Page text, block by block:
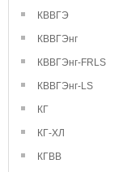
КВВГЭ
КВВГЭнг
КВВГЭнг-FRLS
КВВГЭнг-LS
КГ
КГ-ХЛ
КГВВ